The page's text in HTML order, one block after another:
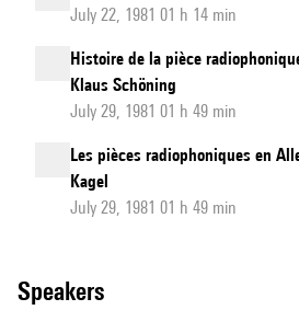
July 22, 1981 01 h 14 min
Histoire de la pièce
Klaus Schöning
July 29, 1981 01 h 49 min
Les pièces radiophoniques en
Kagel
July 29, 1981 01 h 49 min
speakers